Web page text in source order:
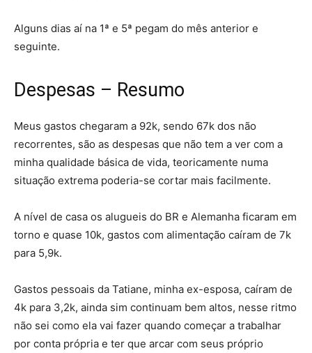
Alguns dias aí na 1ª e 5ª pegam do mês anterior e
seguinte.
Despesas – Resumo
Meus gastos chegaram a 92k, sendo 67k dos não
recorrentes, são as despesas que não tem a ver com a
minha qualidade básica de vida, teoricamente numa
situação extrema poderia-se cortar mais facilmente.
A nível de casa os alugueis do BR e Alemanha ficaram em
torno e quase 10k, gastos com alimentação caíram de 7k
para 5,9k.
Gastos pessoais da Tatiane, minha ex-esposa, caíram de
4k para 3,2k, ainda sim continuam bem altos, nesse ritmo
não sei como ela vai fazer quando começar a trabalhar
por conta própria e ter que arcar com seus próprio